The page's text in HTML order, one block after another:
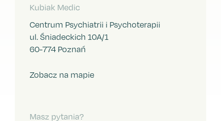
Kubiak Medic
Centrum Psychiatrii i Psychoterapii
ul. Śniadeckich 10A/1
60-774 Poznań
Zobacz na mapie
Masz pytania?